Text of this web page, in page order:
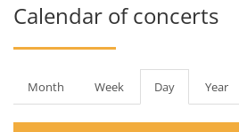
Calendar of concerts
Primary
tabs
Month Week Day (active
tab)
Year